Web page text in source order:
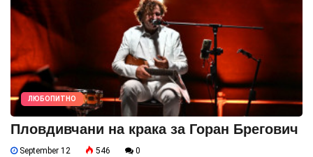
ЛЮБОПИТНО
Пловдивчани на крака за Горан Брегович
September 12 546 0